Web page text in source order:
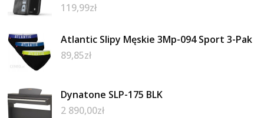
119,99zł
Atlantic Slipy Męskie 3Mp-094 Sport 3-Pak
89,85zł
Dynatone SLP-175 BLK
2 890,00zł